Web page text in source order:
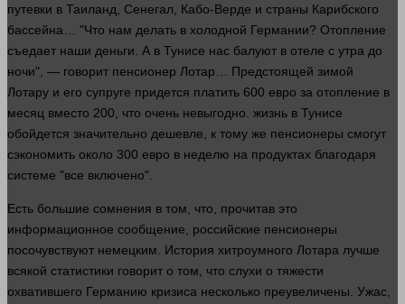
путевки в Таиланд, Сенегал, Кабо-Верде и страны Карибского
бассейна… "Что нам делать в холодной Германии? Отопление
съедает наши деньги . А в Тунисе нас балуют в отеле с утра до
ночи", — говорит пенсионер Лотар… Предстоящей зимой
Лотару и его супруге придется платить 600 евро за отопление в
месяц вместо 200, что очень невыгодно. жизнь в Тунисе
обойдется значительно дешевле, к тому же пенсионеры смогут
сэкономить около 300 евро в неделю на продуктах благодаря
системе "все включено".
Есть большие сомнения в том, что, прочитав это
информационное сообщение, российские пенсионеры
посочувствуют немецким. История хитроумного Лотара лучше
всякой статистики говорит о том, что слухи о тяжести
охватившего Германию кризиса несколько преувеличены. Ужас,